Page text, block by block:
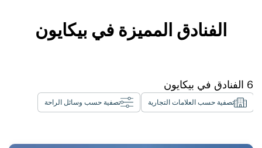
الفنادق المميزة في بيكايون
6 الفنادق في بيكايون
تصفية حسب العلامات التجارية تصفية حسب وسائل الراحة